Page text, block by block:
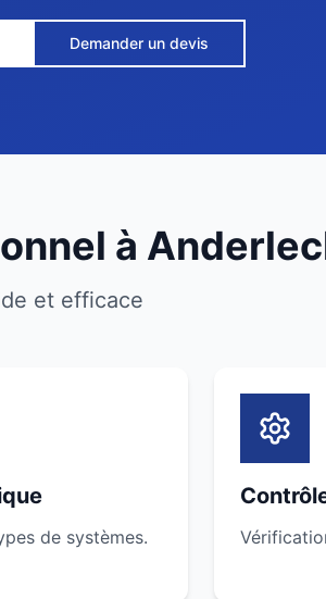
Demander un devis
à
et efficace
de systèmes.